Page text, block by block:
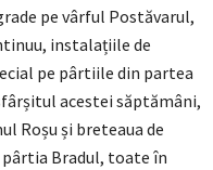
pe vârful Postăvarul,
instalațiile de
pe pârtiile din partea
acestei săptămâni,
Roșu și breteaua de
pârtia Bradul, toate în